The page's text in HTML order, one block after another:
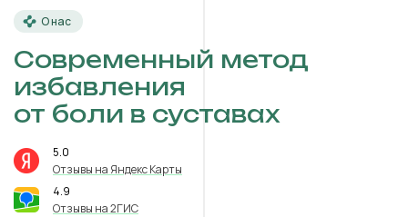
О нас
Современный метод
избавления
от боли в суставах
5.0
Отзывы на Яндекс Карты
4.9
Отзывы на 2ГИС